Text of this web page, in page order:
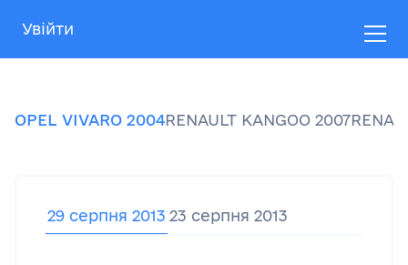
Увійти
OPEL VIVARO 2004RENAULT KANGOO 2007
29 серпня 2013 23 серпня 2013